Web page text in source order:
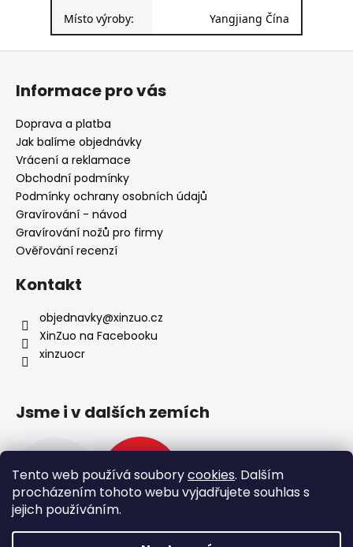
Tento web používá souborycookies. Dalším
procházením tohoto webu vyjadřujete souhlas s
jejich používáním.
Místo výroby: Yangjiang Čína
Z
Informace pro vás
Doprava a platba
Jak balíme objednávky
Vrácení a reklamace
Obchodní podmínky
Podmínky ochrany osobních údajů
Gravírování - návod
Gravírování nožů pro firmy
Ověřování recenzí
Kontakt
objednavky@xinzuo.cz
XinZuo na Facebooku
xinzuocr
Jsme i v dalších zemích